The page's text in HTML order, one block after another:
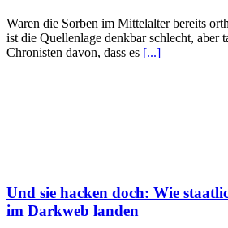
Waren die Sorben im Mittelalter bereits
ist die Quellenlage denkbar schlecht, aber
Chronisten davon, dass es [...]
Und sie hacken doch: Wie
im Darkweb landen